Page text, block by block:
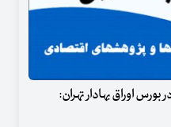
اوراق بهادار تهران: